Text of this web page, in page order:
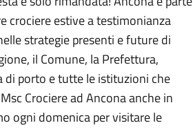
crociere estive a testimonianza
strategie presenti e future di
il Comune, la Prefettura,
di porto e tutte le istituzioni che
Crociere ad Ancona anche in
ogni domenica per visitare le